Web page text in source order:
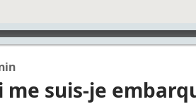
me suis-​je